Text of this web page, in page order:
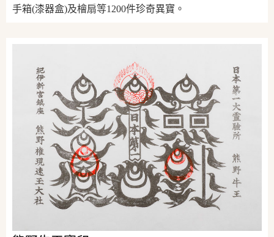
手箱(漆器盒)及檜扇等1200件珍奇異寶。